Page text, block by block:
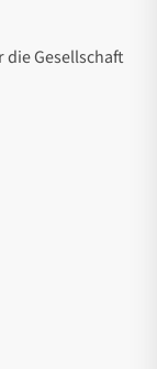
die Gesellschaft